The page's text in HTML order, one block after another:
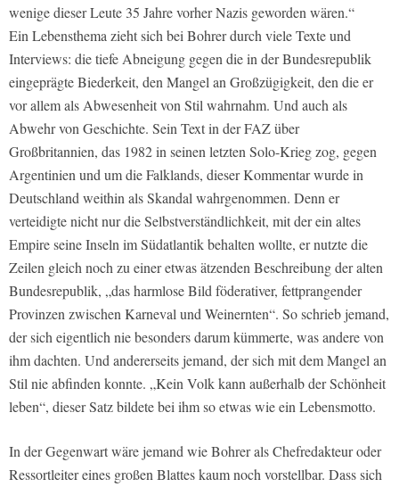
wenige dieser Leute 35 Jahre vorher Nazis geworden wären.“
Ein Lebensthema zieht sich bei Bohrer durch viele Texte und
Interviews: die tiefe Abneigung gegen die in der Bundesrepublik
eingeprägte Biederkeit, den Mangel an Großzügigkeit, den die er
vor allem als Abwesenheit von Stil wahrnahm. Und auch als
Abwehr von Geschichte. Sein Text in der FAZ über
Großbritannien, das 1982 in seinen letzten Solo-Krieg zog, gegen
Argentinien und um die Falklands, dieser Kommentar wurde in
Deutschland weithin als Skandal wahrgenommen. Denn er
verteidigte nicht nur die Selbstverständlichkeit, mit der ein altes
Empire seine Inseln im Südatlantik behalten wollte, er nutzte die
Zeilen gleich noch zu einer etwas ätzenden Beschreibung der alten
Bundesrepublik, „das harmlose Bild föderativer, fettprangender
Provinzen zwischen Karneval und Weinernten“. So schrieb jemand,
der sich eigentlich nie besonders darum kümmerte, was andere von
ihm dachten. Und andererseits jemand, der sich mit dem Mangel an
Stil nie abfinden konnte. „Kein Volk kann außerhalb der Schönheit
leben“, dieser Satz bildete bei ihm so etwas wie ein Lebensmotto.
In der Gegenwart wäre jemand wie Bohrer als Chefredakteur oder
Ressortleiter eines großen Blattes kaum noch vorstellbar. Dass sich